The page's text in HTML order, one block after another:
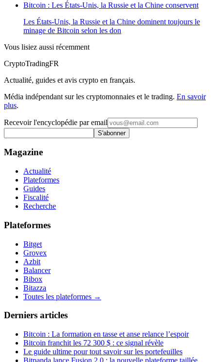
Bitcoin : Les États-Unis, la Russie et la Chine conservent
Les États-Unis, la Russie et la Chine dominent toujours le
minage de Bitcoin selon les don
Vous lisiez aussi récemment
CryptoTradingFR
Actualité, guides et avis crypto en français.
Média indépendant sur les cryptomonnaies et le trading. En savoir
plus.
Recevoir l'encyclopédie par email
S'abonner
Magazine
Actualité
Plateformes
Guides
Fiscalité
Recherche
Plateformes
Bitget
Grovex
Azbit
Balancer
Bibox
Bitazza
Toutes les plateformes →
Derniers articles
Bitcoin : La formation en tasse et anse relance l’espoir
Bitcoin franchit les 72 300 $ : ce signal révèle
Le guide ultime pour tout savoir sur les portefeuilles
Bitpanda lance Fusion 2.0 : la nouvelle plateforme taillée